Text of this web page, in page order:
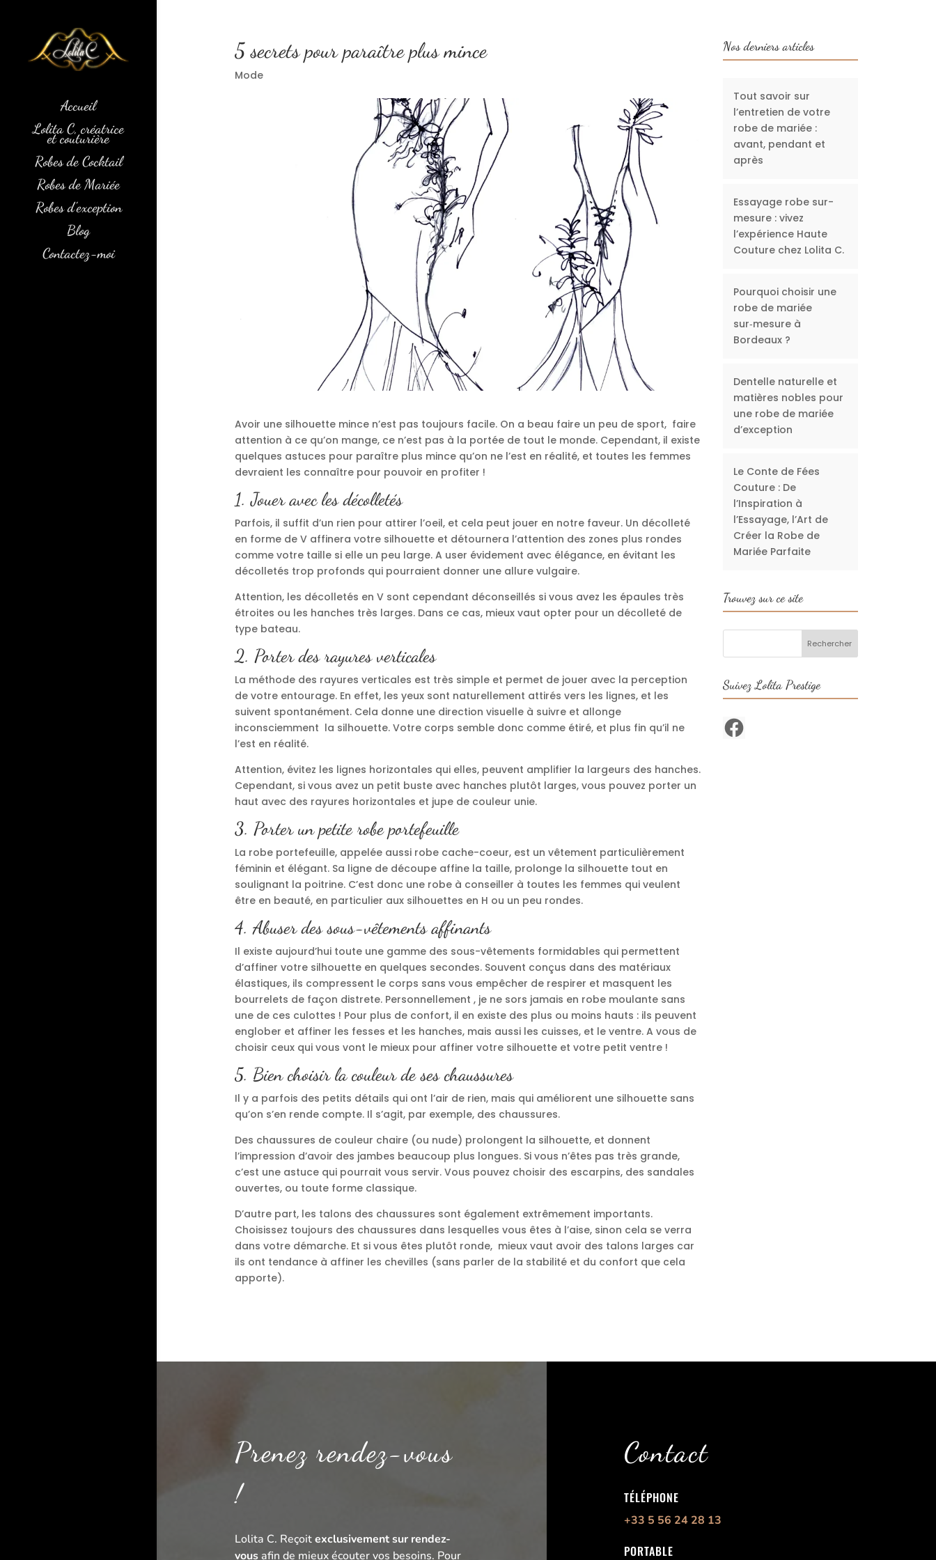
Accueil
Lolita C, créatrice
et couturière
Robes de Cocktail
Robes de Mariée
Robes d’exception
Blog
Contactez-moi
5 secrets pour paraître plus mince
Mode
Avoir une silhouette mince n’est pas toujours facile. On a beau faire un peu de sport, faire
attention à ce qu’on mange, ce n’est pas à la portée de tout le monde. Cependant, il existe
quelques astuces pour paraître plus mince qu’on ne l’est en réalité, et toutes les femmes
devraient les connaître pour pouvoir en profiter !
1. Jouer avec les décolletés
Parfois, il suffit d’un rien pour attirer l’oeil, et cela peut jouer en notre faveur. Un décolleté
en forme de V affinera votre silhouette et détournera l’attention des zones plus rondes
comme votre taille si elle un peu large. A user évidement avec élégance, en évitant les
décolletés trop profonds qui pourraient donner une allure vulgaire.
Attention, les décolletés en V sont cependant déconseillés si vous avez les épaules très
étroites ou les hanches très larges. Dans ce cas, mieux vaut opter pour un décolleté de
type bateau.
2. Porter des rayures verticales
La méthode des rayures verticales est très simple et permet de jouer avec la perception
de votre entourage. En effet, les yeux sont naturellement attirés vers les lignes, et les
suivent spontanément. Cela donne une direction visuelle à suivre et allonge
inconsciemment la silhouette. Votre corps semble donc comme étiré, et plus fin qu’il ne
l’est en réalité.
Attention, évitez les lignes horizontales qui elles, peuvent amplifier la largeurs des hanches.
Cependant, si vous avez un petit buste avec hanches plutôt larges, vous pouvez porter un
haut avec des rayures horizontales et jupe de couleur unie.
3. Porter un petite robe portefeuille
La robe portefeuille, appelée aussi robe cache-coeur, est un vêtement particulièrement
féminin et élégant. Sa ligne de découpe affine la taille, prolonge la silhouette tout en
soulignant la poitrine. C’est donc une robe à conseiller à toutes les femmes qui veulent
être en beauté, en particulier aux silhouettes en H ou un peu rondes.
4. Abuser des sous-vêtements affinants
Il existe aujourd’hui toute une gamme des sous-vêtements formidables qui permettent
d’affiner votre silhouette en quelques secondes. Souvent conçus dans des matériaux
élastiques, ils compressent le corps sans vous empêcher de respirer et masquent les
bourrelets de façon distrete. Personnellement , je ne sors jamais en robe moulante sans
une de ces culottes ! Pour plus de confort, il en existe des plus ou moins hauts : ils peuvent
englober et affiner les fesses et les hanches, mais aussi les cuisses, et le ventre. A vous de
choisir ceux qui vous vont le mieux pour affiner votre silhouette et votre petit ventre !
5. Bien choisir la couleur de ses chaussures
Il y a parfois des petits détails qui ont l’air de rien, mais qui améliorent une silhouette sans
qu’on s’en rende compte. Il s’agit, par exemple, des chaussures.
Des chaussures de couleur chaire (ou nude) prolongent la silhouette, et donnent
l’impression d’avoir des jambes beaucoup plus longues. Si vous n’êtes pas très grande,
c’est une astuce qui pourrait vous servir. Vous pouvez choisir des escarpins, des sandales
ouvertes, ou toute forme classique.
D’autre part, les talons des chaussures sont également extrêmement importants.
Choisissez toujours des chaussures dans lesquelles vous êtes à l’aise, sinon cela se verra
dans votre démarche. Et si vous êtes plutôt ronde, mieux vaut avoir des talons larges car
ils ont tendance à affiner les chevilles (sans parler de la stabilité et du confort que cela
apporte).
Nos derniers articles
Tout savoir sur
l’entretien de votre
robe de mariée :
avant, pendant et
après
Essayage robe sur-
mesure : vivez
l’expérience Haute
Couture chez Lolita C.
Pourquoi choisir une
robe de mariée
sur‑mesure à
Bordeaux ?
Dentelle naturelle et
matières nobles pour
une robe de mariée
d’exception
Le Conte de Fées
Couture : De
l’Inspiration à
l’Essayage, l’Art de
Créer la Robe de
Mariée Parfaite
Trouvez sur ce site
Suivez Lolita Prestige
Facebook
Prenez rendez-vous
!
Lolita C. Reçoitexclusivement sur rendez-
vousafin de mieux écouter vos besoins. Pour
Contact
TÉLÉPHONE
+33 5 56 24 28 13
PORTABLE